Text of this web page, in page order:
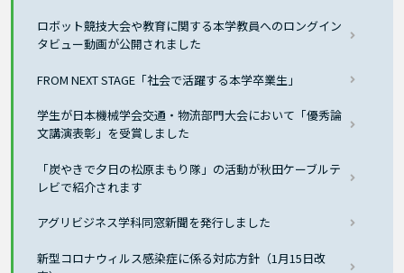
ロボット競技大会や教育に関する本学教員へのロングイン
タビュー動画が公開されました
FROM NEXT STAGE「社会で活躍する本学卒業生」
学生が日本機械学会交通・物流部門大会において「優秀論
文講演表彰」を受賞しました
「炭やきで夕日の松原まもり隊」の活動が秋田ケーブルテ
レビで紹介されます
アグリビジネス学科同窓新聞を発行しました
新型コロナウィルス感染症に係る対応方針（1月15日改